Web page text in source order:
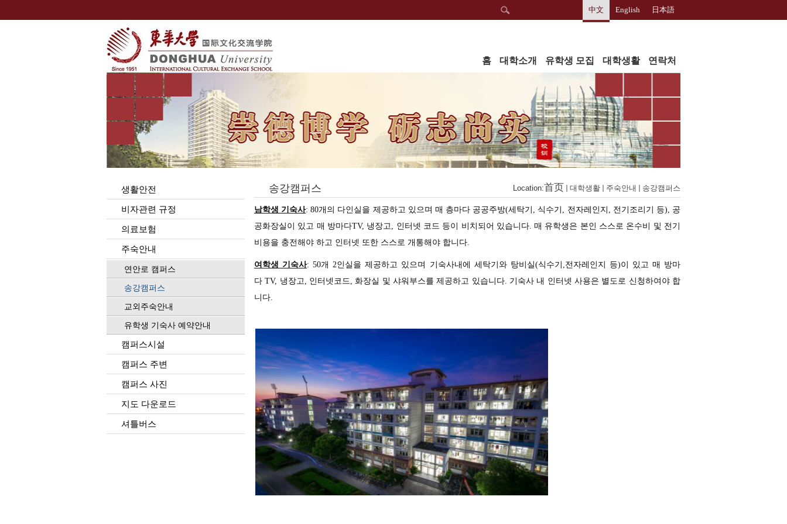
中文 English 日本語
홈 대학소개 유학생 모집 대학생활 연락처
생활안전
비자관련 규정
의료보험
주숙안내
연안로 캠퍼스
송강캠퍼스
교외주숙안내
유학생 기숙사 예약안내
캠퍼스시설
캠퍼스 주변
캠퍼스 사진
지도 다운로드
셔틀버스
송강캠퍼스 Location:首页 대학생활 주숙안내 송강캠퍼스
남학생 기숙사:80개의 다인실을 제공하고 있으며 매 층마다 공공주방(세탁기 , 식수기 , 전자레인지 , 전기조리기 등), 공
공화장실이 있고 매 방마다TV, 냉장고, 인터넷 코드 등이 비치되어 있습니다.매 유학생은 본인 스스로 온수비 및 전기
비용을 충전해야 하고 인터넷 또한 스스로 개통해야 합니다.
여학생 기숙사:50개 2인실을 제공하고 있으며 기숙사내에 세탁기와 탕비실(식수기 ,전자레인지 등)이 있고 매 방마
다TV, 냉장고, 인터넷코드,화장실 및 샤워부스를 제공하고 있습니다. 기숙사 내 인터넷 사용은 별도로 신청하여야 합
니다.